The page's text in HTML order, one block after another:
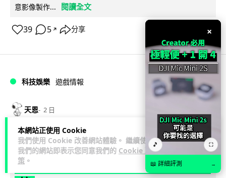
本網站正使用 Cookie
我們使用 Cookie 改善網站體驗。 繼續使用
我們的網站即表示您同意我們的 Cookie 政
策 。
意影像製作...
閱讀全文
39 5 ↗ 分享
科技娛樂 遊戲情報
天恩 2 日
《魔獸世界：至暗之夜》12.1 「烏拉特
克的詛咒」專訪：巢穴不為提高世界首
領門檻而設 《諸王之眠》縮短約 10 分
×
🎵 ⛶
📖 詳細評測 →